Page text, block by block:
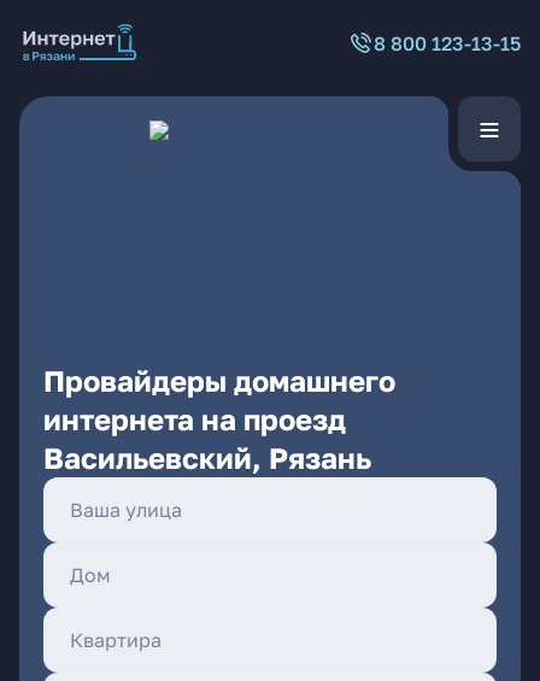
8 800 123-13-15
Провайдеры домашнего
интернета на проезд
Васильевский, Рязань